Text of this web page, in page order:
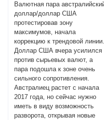
Валютная пара
доллар/доллар США
протестировав зону
максимумов, начала
коррекцию к трендовой
Доллар США вчера усилился
против сырьевых валют, а
пара подошла к зоне очень
сильного сопротивления.
Австралиец растет с начала
2017 года, но сейчас нужно
иметь в виду возможность
разворота, открывая новые